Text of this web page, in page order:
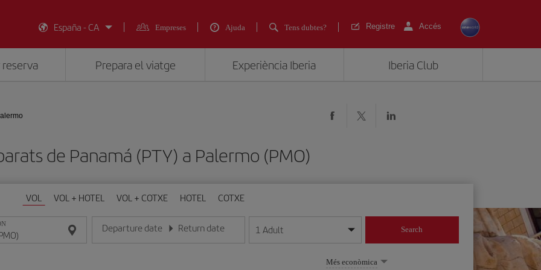
España - CA
Empreses Ajuda Tens dubtes? Registre Accés
Prepara el viatge Experiència Iberia Iberia Club
de Panamá (PTY) a Palermo (PMO)
VOL VOL + HOTEL VOL + COTXE HOTEL COTXE
Departure date
Introduce la fecha en format dia/mes/any
Return date
Introduce la fecha en format dia/mes/any
1 Adult Search
Més econòmica